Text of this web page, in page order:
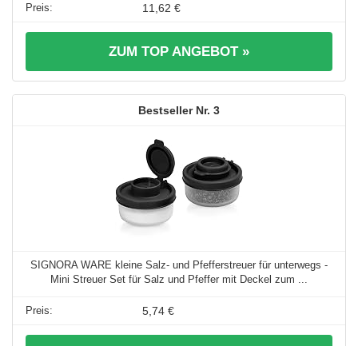
11,62 €
ZUM TOP ANGEBOT »
3
SIGNORA WARE kleine Salz- und Pfefferstreuer für unterwegs -
Mini Streuer Set für Salz und Pfeffer mit Deckel zum ...
5,74 €